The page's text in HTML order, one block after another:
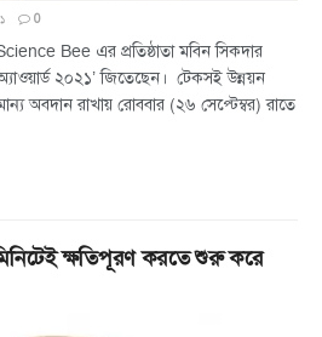
0
Bee এর প্রতিষ্ঠাতা মবিন সিকদার
২০২১’ জিতেছেন। টেকসই উন্নয়ন
অবদান রাখায় রোববার (২৬ সেপ্টেম্বর) রাতে
ক্ষতিপূরণ করতে শুরু করে